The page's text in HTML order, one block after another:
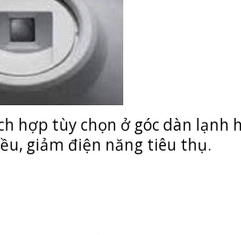
hợp tùy chọn ở góc dàn lạnh
giảm điện năng tiêu thụ.